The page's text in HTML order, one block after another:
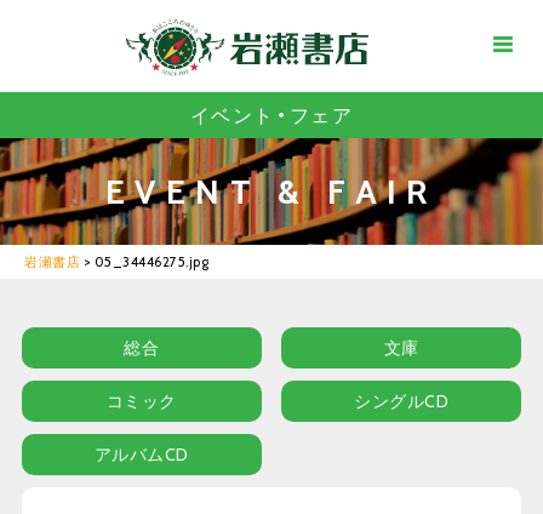
イベント・フェア
EVENT & FAIR
岩瀬書店 > 05_34446275.jpg
総合 文庫
コミック シングルCD
アルバムCD